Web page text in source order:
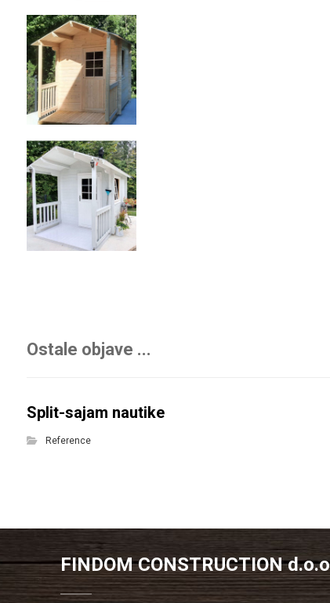
Ostale objave ...
Split-sajam nautike
Reference
FINDOM CONSTRUCTION